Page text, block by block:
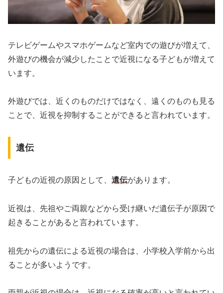
テレビゲームやスマホゲームなど室内での遊びが増えて、
外遊びの機会が減少したことで近視になる子どもが増えて
います。
外遊びでは、近くのものだけではなく、遠くのものも見る
ことで、近視を抑制することができると言われています。
遺伝
子どもの近視の原因として、 遺伝があります。
近視は、先祖やご両親などから受け継いだ遺伝子が原因で
起きることがあると言われています。
祖先からの遺伝による近視の場合は、小学校入学前から出
ることが多いようです。